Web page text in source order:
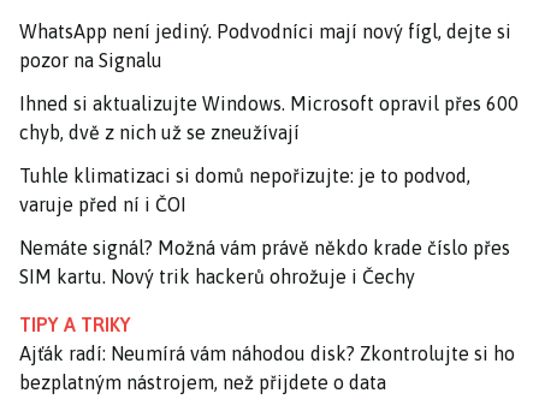
WhatsApp není jediný. Podvodníci mají nový fígl, dejte si
pozor na Signalu
Ihned si aktualizujte Windows. Microsoft opravil přes 600
chyb, dvě z nich už se zneužívají
Tuhle klimatizaci si domů nepořizujte: je to podvod,
varuje před ní i ČOI
Nemáte signál? Možná vám právě někdo krade číslo přes
SIM kartu. Nový trik hackerů ohrožuje i Čechy
TIPY A TRIKY
Ajťák radí: Neumírá vám náhodou disk? Zkontrolujte si ho
bezplatným nástrojem, než přijdete o data